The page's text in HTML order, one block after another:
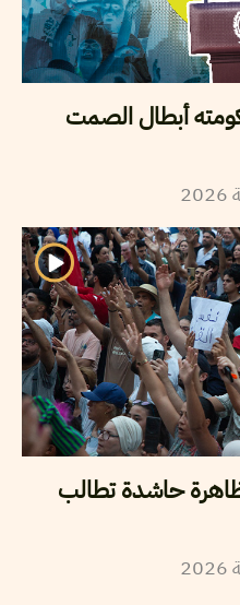
أبطال الصمت
2026
حاشدة تطالب
2026